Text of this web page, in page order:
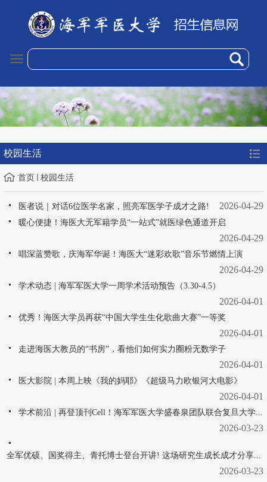
校园生活
首页 校园生活
医者说｜对话6位医学名家，照亮军医学子成才之路! 2026-04-29
暖心便捷！海医大无军籍学员“一站式”就医绿色通道开启
2026-04-29
唱深蓝赞歌，庆海军华诞！海医大“迷彩欢歌”音乐节燃情上演
2026-04-29
学术动态 | 海军军医大学一周学术活动预告（3.30-4.5）
2026-04-01
优秀！海医大学员再获“中国大学生生化歌曲大赛”一等奖
2026-04-01
走进海医大教员的“书房”，看他们如何实力圈粉无数学子
2026-04-01
医大影院 | 本周上映《我的妈耶》《超级马力欧银河大电影》
2026-04-01
学术前沿 | 再登顶刊Cell！海军军医大学盛春泉团队联合复旦大学...
2026-03-23
全军优硕、国奖得主、青托博士登台开讲! 这场研究生成长成才分享...
2026-03-23